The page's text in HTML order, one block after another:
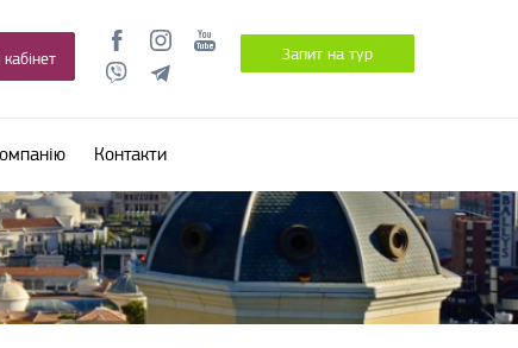
Запит на тур
Контакти